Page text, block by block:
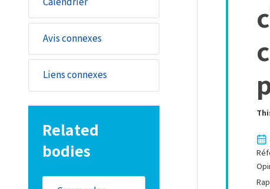
Avis connexes
Liens connexes
Related
bodies